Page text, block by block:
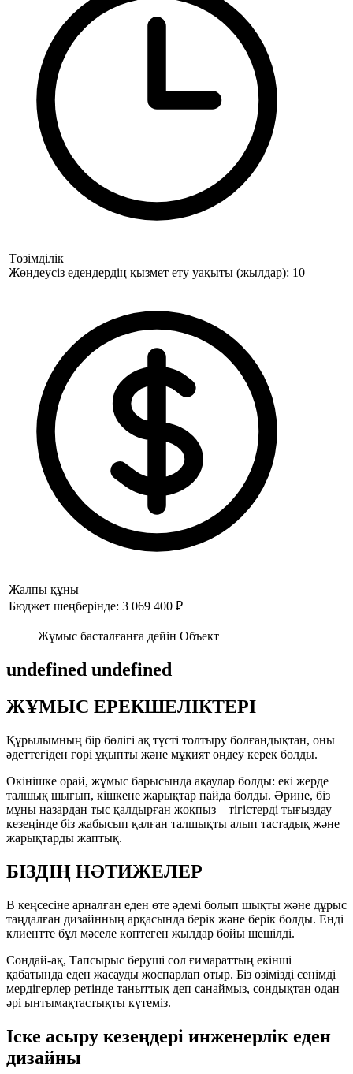
Төзімділік
Жөндеусіз едендердің қызмет ету уақыты (жылдар): 10
Жалпы құны
Бюджет шеңберінде: 3 069 400 ₽
Жұмыс басталғанға дейін Объект
undefined undefined
ЖҰМЫС ЕРЕКШЕЛІКТЕРІ
Құрылымның бір бөлігі ақ түсті толтыру болғандықтан, оны
әдеттегіден гөрі ұқыпты және мұқият өңдеу керек болды.
Өкінішке орай, жұмыс барысында ақаулар болды: екі жерде
талшық шығып, кішкене жарықтар пайда болды. Әрине, біз
мұны назардан тыс қалдырған жоқпыз – тігістерді тығыздау
кезеңінде біз жабысып қалған талшықты алып тастадық және
жарықтарды жаптық.
БІЗДІҢ НӘТИЖЕЛЕР
В кеңсесіне арналған еден өте әдемі болып шықты және дұрыс
таңдалған дизайнның арқасында берік және берік болды. Енді
клиентте бұл мәселе көптеген жылдар бойы шешілді.
Сондай-ақ, Тапсырыс беруші сол ғимараттың екінші
қабатында еден жасауды жоспарлап отыр. Біз өзімізді сенімді
мердігерлер ретінде таныттық деп санаймыз, сондықтан одан
әрі ынтымақтастықты күтеміз.
Іске асыру кезеңдері инженерлік еден
дизайны